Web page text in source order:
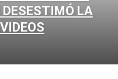
DESESTIMÓ LA